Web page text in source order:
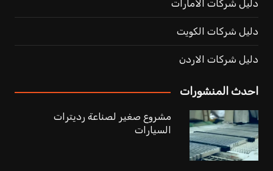
دليل شركات الامارات
دليل شركات الكويت
دليل شركات الاردن
احدث المنشورات
مشروع صغير لصناعة رديترات
السيارات